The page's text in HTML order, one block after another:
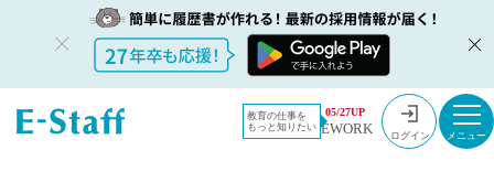
教育の仕事を
もっと知りたい
05/27UP
EWORK ログイン
教員採用情
報のイー・
採用情報
英語 中学高校の非常勤講師 2026年4月採用